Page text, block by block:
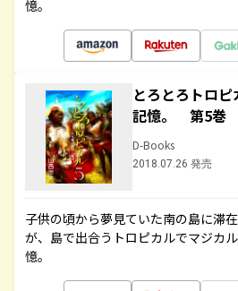
憶。
とろとろトロ
記憶。 第5巻
D-Books
2018.07.26 発売
子供の頃から夢見ていた南の島に滞
が、島で出合うトロピカルでマジカ
憶。